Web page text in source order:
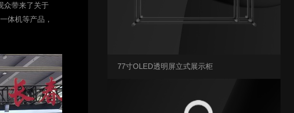
众带来了关于
体机等产品，
77寸OLED透明屏立式展示柜